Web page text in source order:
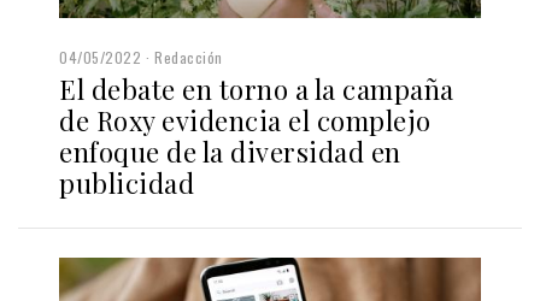
04/05/2022 Redacción
El debate en torno a la campaña
de Roxy evidencia el complejo
enfoque de la diversidad en
publicidad